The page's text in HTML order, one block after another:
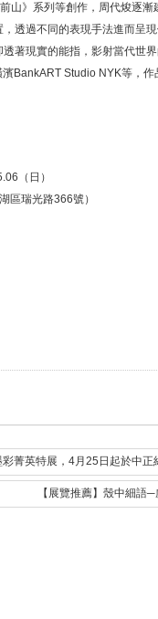
山》系列等創作，周代焌逐
透過不同的表現手法進而呈
著現實的能指，影射當代世
BankART Studio NYK等，
（日）
區瑞光路366號）
彩菁英特展，4月25日起於中正
【展覽推薦】殼中細語